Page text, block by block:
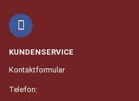
KUNDENSERVICE
Kontaktformular
Telefon: